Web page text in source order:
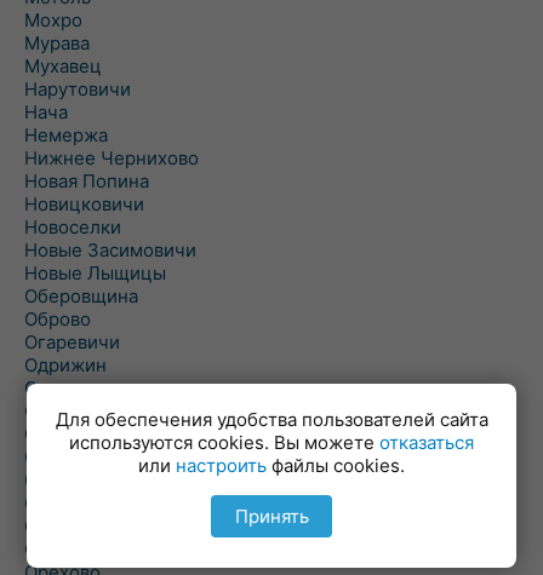
Мохро
Мурава
Мухавец
Нарутовичи
Нача
Немержа
Нижнее Чернихово
Новая Попина
Новицковичи
Новоселки
Новые Засимовичи
Новые Лыщицы
Оберовщина
Оброво
Огаревичи
Одрижин
Оздамичи
Озяты
Олтуш
Ольманы
Ольпень
Ольшаны
Омельная
Ополь
Для обеспечения удобства пользователей сайта
используются cookies. Вы можете отказаться
или настроить файлы cookies.
Принять